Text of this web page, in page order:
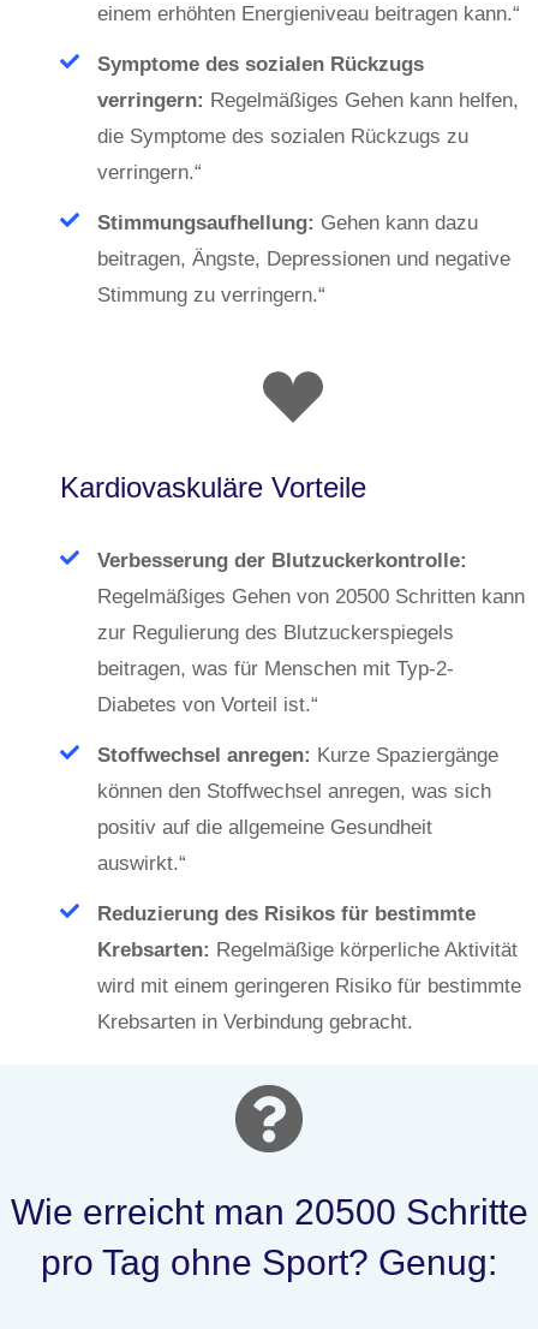
einem erhöhten Energieniveau beitragen kann.“
Symptome des sozialen Rückzugs
verringern: Regelmäßiges Gehen kann helfen,
die Symptome des sozialen Rückzugs zu
verringern.“
Stimmungsaufhellung: Gehen kann dazu
beitragen, Ängste, Depressionen und negative
Stimmung zu verringern.“
Kardiovaskuläre Vorteile
Verbesserung der Blutzuckerkontrolle:
Regelmäßiges Gehen von 20500 Schritten kann
zur Regulierung des Blutzuckerspiegels
beitragen, was für Menschen mit Typ-2-
Diabetes von Vorteil ist.“
Stoffwechsel anregen: Kurze Spaziergänge
können den Stoffwechsel anregen, was sich
positiv auf die allgemeine Gesundheit
auswirkt.“
Reduzierung des Risikos für bestimmte
Krebsarten: Regelmäßige körperliche Aktivität
wird mit einem geringeren Risiko für bestimmte
Krebsarten in Verbindung gebracht.
Wie erreicht man 20500 Schritte
pro Tag ohne Sport? Genug: